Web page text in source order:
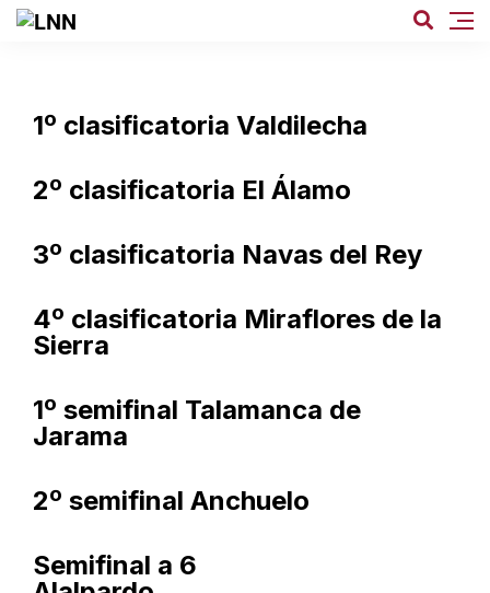
1º clasificatoria Valdilecha
2º clasificatoria El Álamo
3º clasificatoria Navas del Rey
4º clasificatoria Miraflores de la
Sierra
1º semifinal Talamanca de
Jarama
2º semifinal Anchuelo
Semifinal a 6